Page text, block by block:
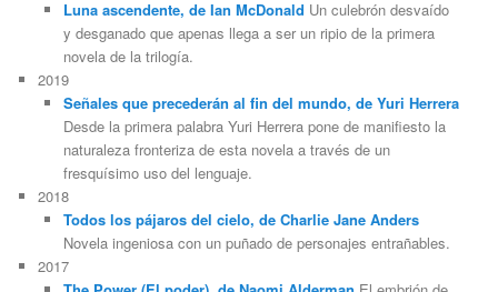
Luna ascendente, de Ian McDonald Un culebrón desvaído
y desganado que apenas llega a ser un ripio de la primera
novela de la trilogía.
2019
Señales que precederán al fin del mundo, de Yuri Herrera
Desde la primera palabra Yuri Herrera pone de manifiesto la
naturaleza fronteriza de esta novela a través de un
fresquísimo uso del lenguaje.
2018
Todos los pájaros del cielo, de Charlie Jane Anders
Novela ingeniosa con un puñado de personajes entrañables.
2017